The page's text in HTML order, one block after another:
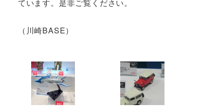
ています。是非ご覧ください。
（川崎BASE）